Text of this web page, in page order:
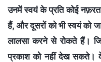
उनमें स्वयं के प्रति कोई नफ़रत
हैं, और दूसरों को भी स्वयं को
लालसा करने से रोकते हैं।
प्रकाश को नहीं देख सकते।